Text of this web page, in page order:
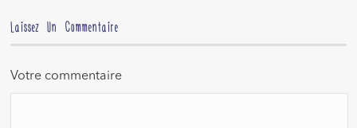
Laissez Un Commentaire
Votre commentaire